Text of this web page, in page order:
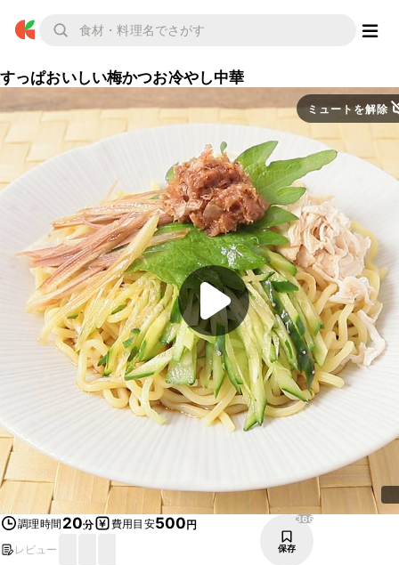
すっぱおいしい梅かつお冷やし中華
ミュートを解除
調理時間 20分 費用目安500円
レビュー
366
保存